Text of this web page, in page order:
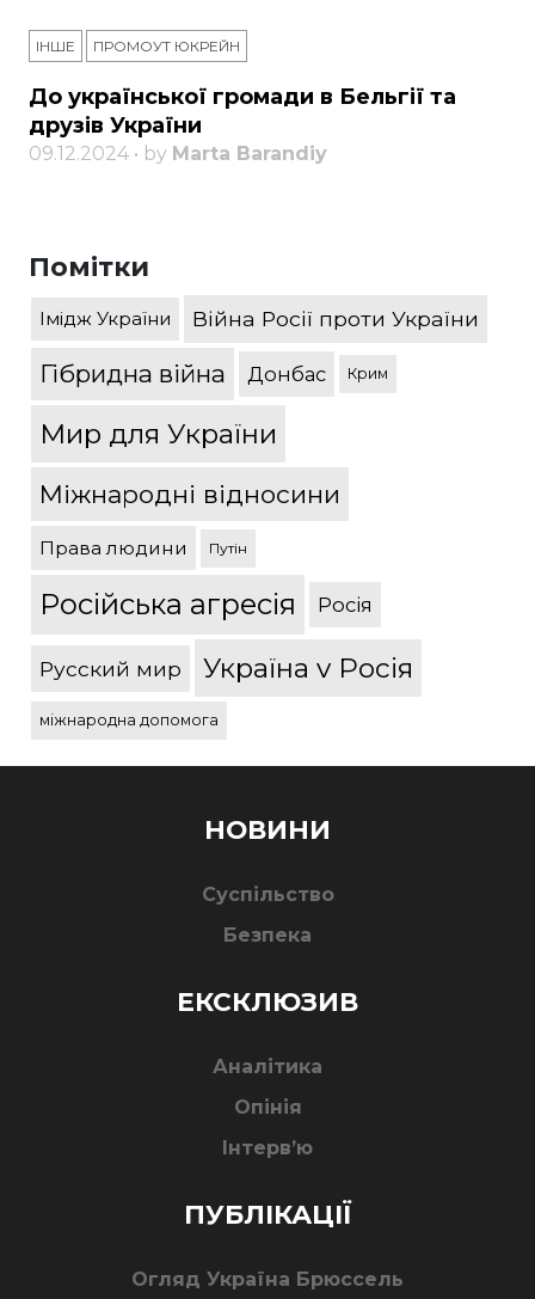
ІНШЕ ПРОМОУТ ЮКРЕЙН
До української громади в Бельгії та
друзів України
09.12.2024 • by Marta Barandiy
Помітки
Імідж України Війна Росії проти України
Гібридна війна Донбас Крим
Мир для України
Міжнародні відносини
Права людини Путін
Російська агресія Росія
Русский мир Україна v Росія
міжнародна допомога
НОВИНИ
Суспільство
Безпека
ЕКСКЛЮЗИВ
Аналітика
Опінія
Інтерв’ю
ПУБЛІКАЦІЇ
Огляд Україна Брюссель